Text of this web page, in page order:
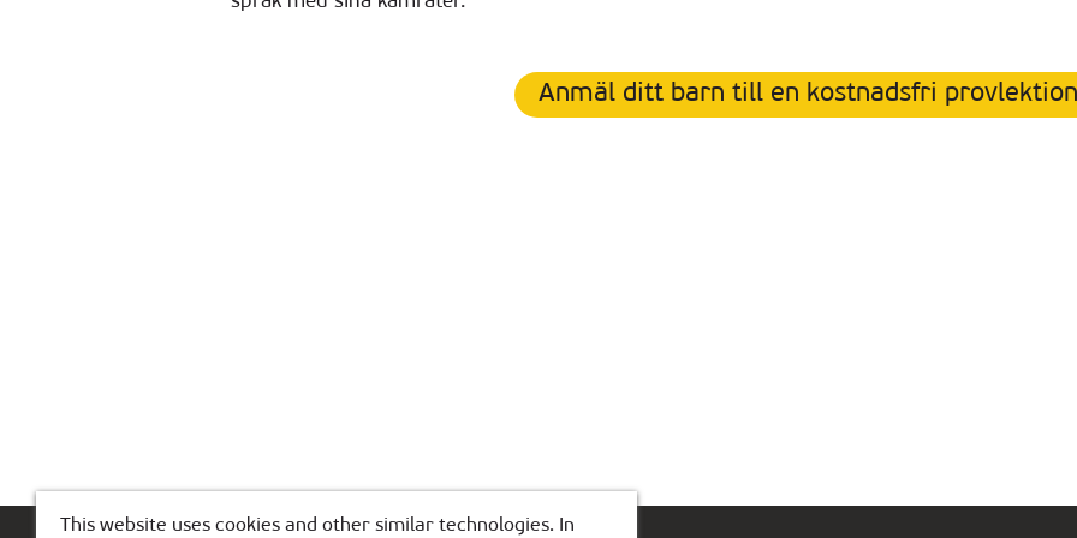
Anmäl ditt barn till en kostnadsfri provlektion
This website uses cookies and other similar technologies. In